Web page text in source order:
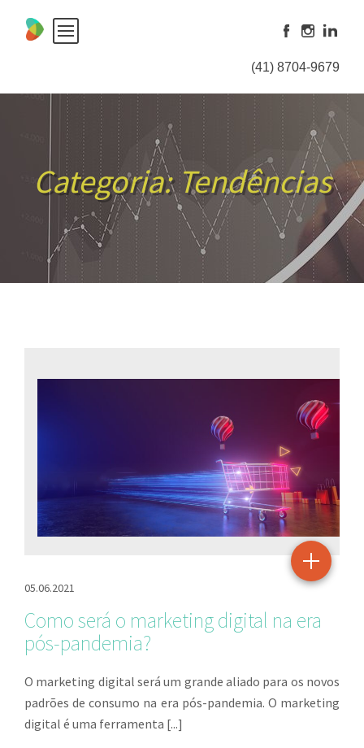
content
(41) 8704-9679
Categoria:Tendências
05.06.2021
Como será o marketing digital na era
pós-pandemia?
O marketing digital será um grande aliado para os novos
padrões de consumo na era pós-pandemia. O marketing
digital é uma ferramenta [...]